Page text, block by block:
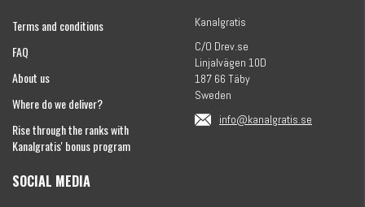
Terms and conditions
FAQ
About us
Where do we deliver?
Rise through the ranks with
Kanalgratis' bonus program
Kanalgratis
C/O Drev.se
Linjalvägen 10D
187 66 Täby
Sweden
info@kanalgratis.se
SOCIAL MEDIA